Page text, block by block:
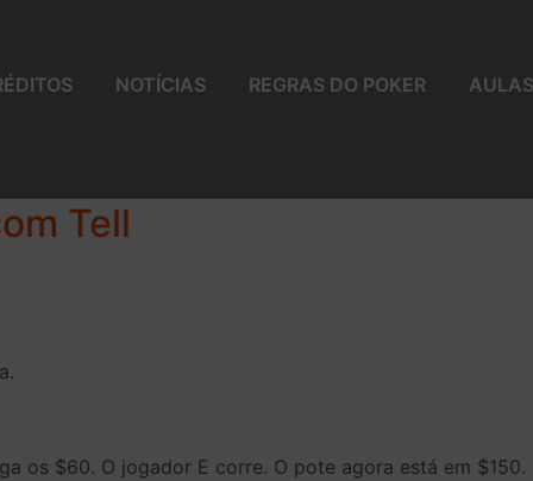
NOTÍCIAS REGRAS DO POKER
Tell
os $60. O jogador E corre. O pote agora está em $150.